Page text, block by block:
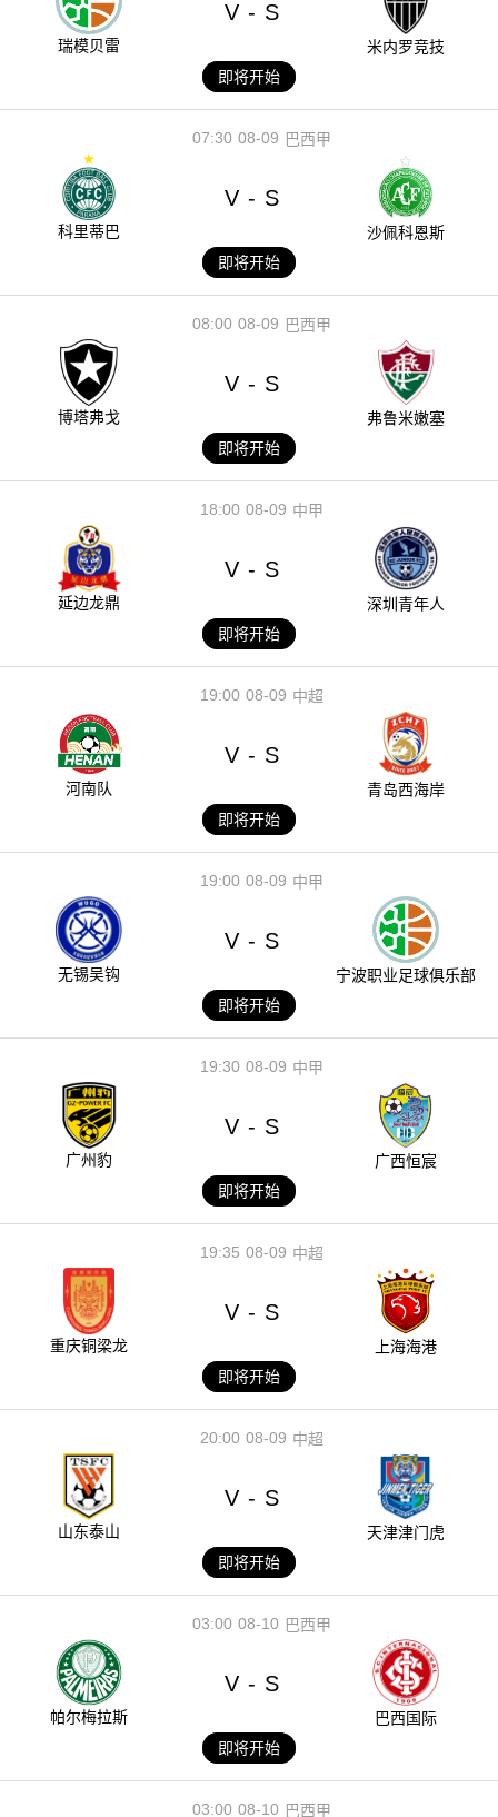
瑞模贝雷
V - S
米内罗竞技
即将开始
08-09
07:30 巴西甲
科里蒂巴
V - S
沙佩科恩斯
即将开始
08-09
08:00 巴西甲
博塔弗戈
V - S
弗鲁米嫩塞
即将开始
08-09
18:00 中甲
延边龙鼎
V - S
深圳青年人
即将开始
08-09
19:00 中超
河南队
V - S
青岛西海岸
即将开始
08-09
19:00 中甲
无锡吴钩
V - S
宁波职业足球俱乐部
即将开始
08-09
19:30 中甲
广州豹
V - S
广西恒宸
即将开始
08-09
19:35 中超
重庆铜梁龙
V - S
上海海港
即将开始
08-09
20:00 中超
山东泰山
V - S
天津津门虎
即将开始
08-10
03:00 巴西甲
帕尔梅拉斯
V - S
巴西国际
即将开始
08-10
03:00 巴西甲